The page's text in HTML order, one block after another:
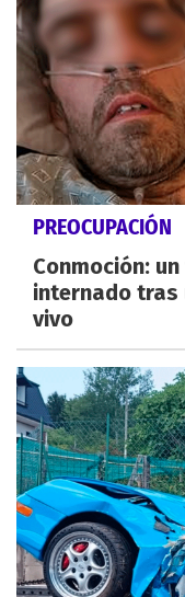
PREOCUPACIÓN
Conmoción:
internado tras
vivo